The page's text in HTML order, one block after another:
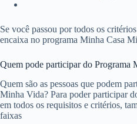
Se você passou por todos os
encaixa no programa Minha Casa
Quem pode participar do Programa
Quem são as pessoas que podem
Minha Vida? Para poder participar
em todos os requisitos e critérios,
faixas